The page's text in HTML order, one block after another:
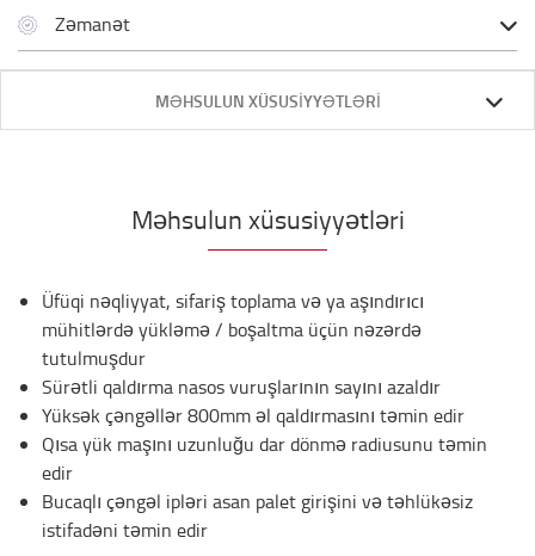
Zəmanət
MƏHSULUN XÜSUSIYYƏTLƏRI
Məhsulun xüsusiyyətləri
Üfüqi nəqliyyat, sifariş toplama və ya aşındırıcı
mühitlərdə yükləmə / boşaltma üçün nəzərdə
tutulmuşdur
Sürətli qaldırma nasos vuruşlarının sayını azaldır
Yüksək çəngəllər 800mm əl qaldırmasını təmin edir
Qısa yük maşını uzunluğu dar dönmə radiusunu təmin
edir
Bucaqlı çəngəl ipləri asan palet girişini və təhlükəsiz
istifadəni təmin edir